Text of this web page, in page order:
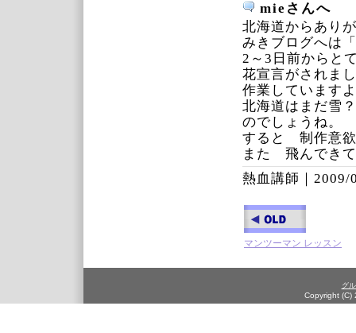
mieさんへ
北海道からあり
みきブログへは
2～3日前からと
花宣言がされま
作業しています
北海道はまだ雪
のでしょうね。
すると 制作意欲
また 飛んでき
熱血講師｜ 2009/
マンツーマン レッスン
グ
Copyright (C)